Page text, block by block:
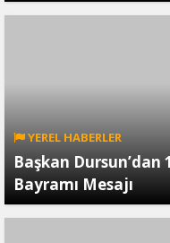
YEREL HABERLER
Başkan Dursun’dan
Bayramı Mesajı